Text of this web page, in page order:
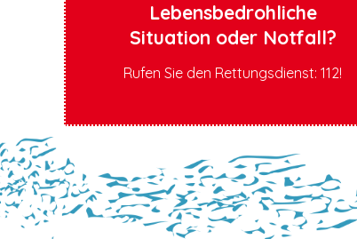
Lebensbedrohliche
Situation oder Notfall?
Rufen Sie den Rettungsdienst: 112!